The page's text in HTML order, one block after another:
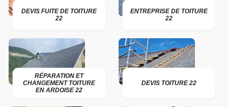
DEVIS FUITE DE TOITURE
22
ENTREPRISE DE TOITURE
22
RÉPARATION ET
CHANGEMENT TOITURE
EN ARDOISE 22
DEVIS TOITURE 22